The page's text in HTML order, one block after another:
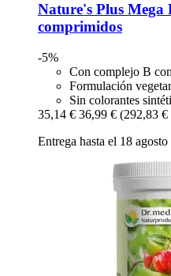
Nature's Plus Mega
comprimidos
-5%
Con complejo B
Formulación
Sin colorantes
35,14 € 36,99 € (292,83 €
Entrega hasta el 18 agosto